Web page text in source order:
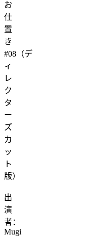
お
仕
置
き
#08（デ
ィ
レ
ク
タ
ー
ズ
カ
ッ
ト
版）
出
演
者：
Mugi